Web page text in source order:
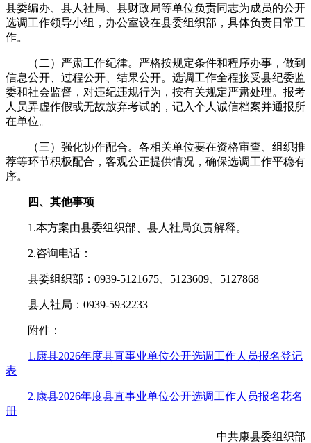
县委编办、县人社局、县财政局等单位负责同志为成员的公开
选调工作领导小组，办公室设在县委组织部，具体负责日常工
作。
（二）严肃工作纪律。严格按规定条件和程序办事，做到
信息公开、过程公开、结果公开。选调工作全程接受县纪委监
委和社会监督，对违纪违规行为，按有关规定严肃处理。报考
人员弄虚作假或无故放弃考试的，记入个人诚信档案并通报所
在单位。
（三）强化协作配合。各相关单位要在资格审查、组织推
荐等环节积极配合，客观公正提供情况，确保选调工作平稳有
序。
四、其他事项
1.本方案由县委组织部、县人社局负责解释。
2.咨询电话：
县委组织部：0939-5121675、5123609、5127868
县人社局：0939-5932233
附件：
1.康县2026年度县直事业单位公开选调工作人员报名登记
表
2.康县2026年度县直事业单位公开选调工作人员报名花名
册
中共康县委组织部